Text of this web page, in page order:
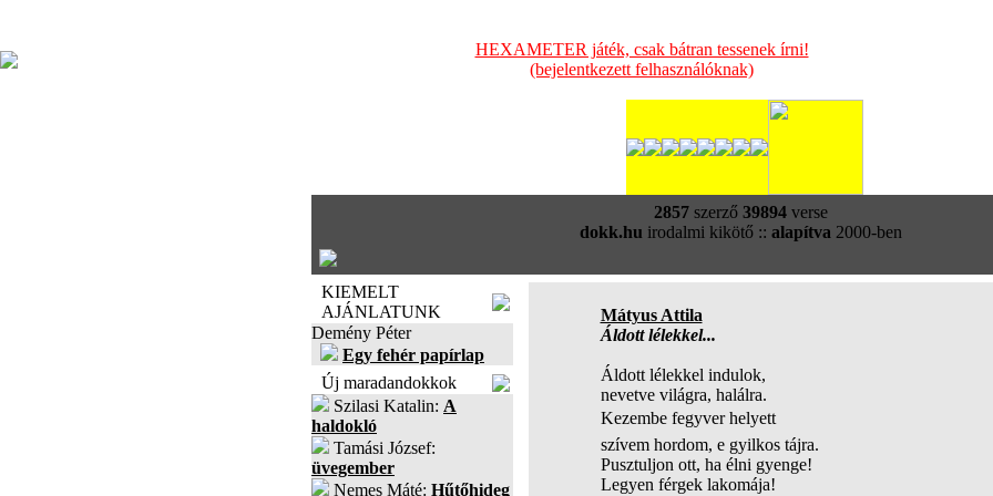
HEXAMETER játék, csak bátran tessenek írni!
(bejelentkezett felhasználóknak)
2857szerző 39894verse
dokk.hu irodalmi kikötő :: alapítva 2000-ben
KIEMELT
AJÁNLATUNK
Demény Péter
Egy fehér papírlap
Új maradandokkok
Szilasi Katalin: A
haldokló
Tamási József:
üvegember
Nemes Máté: Hűtőhideg
Mátyus Attila
Áldott lélekkel...
Áldott lélekkel indulok,
nevetve világra, halálra.
Kezembe fegyver helyett
szívem hordom, e gyilkos tájra.
Pusztuljon ott, ha élni gyenge!
Legyen férgek lakomája!